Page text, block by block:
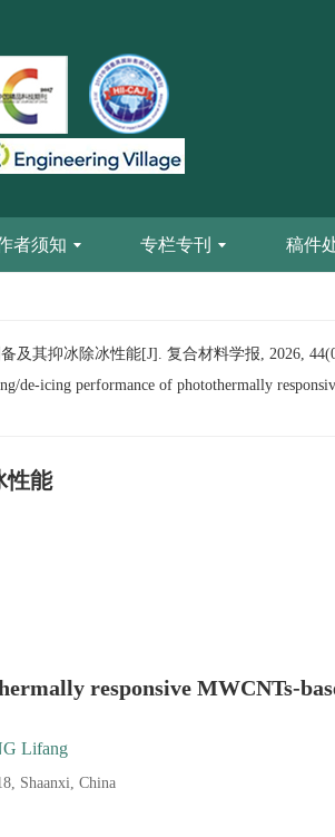
者须知 专栏专刊 稿件
及其抑冰除冰性能[J]. 复合材料学报, 2026,
de-icing performance of photothermally
性能
responsive MWCNTs-
Lifang
Shaanxi, China